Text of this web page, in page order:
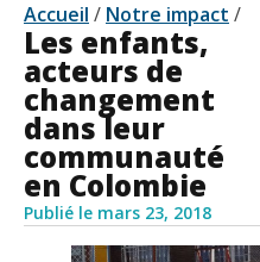
Accueil / Notre impact /
Les enfants,
acteurs de
changement
dans leur
communauté
en Colombie
Publié le mars 23, 2018